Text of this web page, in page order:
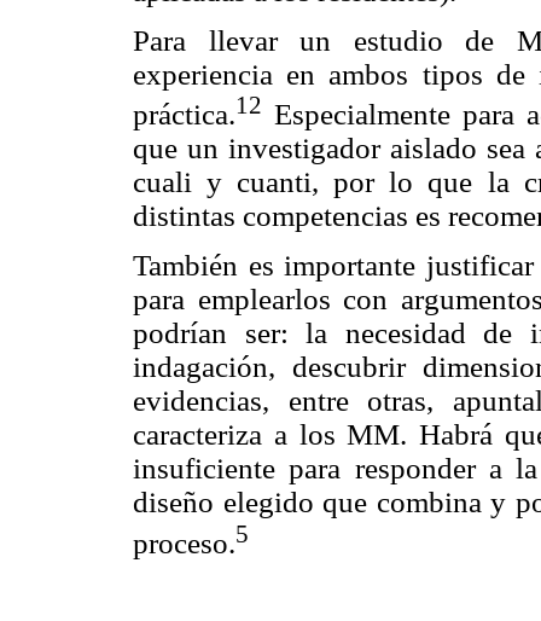
Para llevar un estudio de
experiencia en ambos tipos
práctica.12 Especialmente para
que un investigador aislado sea
cuali y cuanti, por lo que la
distintas competencias es
También es importante
para emplearlos con
podrían ser: la necesidad de
indagación, descubrir
evidencias, entre otras,
caracteriza a los MM. Habrá
insuficiente para responder a
diseño elegido que combina y
proceso.5